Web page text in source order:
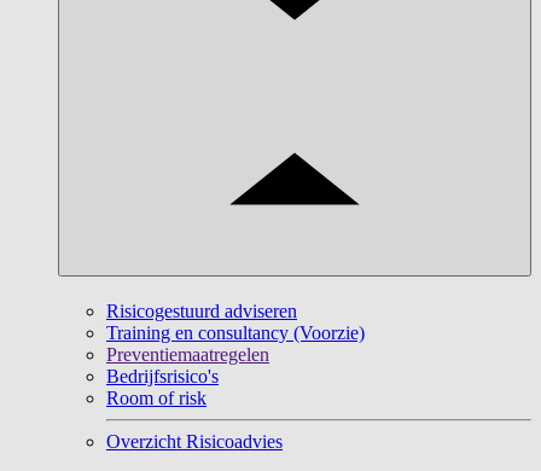
Risicogestuurd adviseren
Training en consultancy (Voorzie)
Preventiemaatregelen
Bedrijfsrisico's
Room of risk
Overzicht Risicoadvies